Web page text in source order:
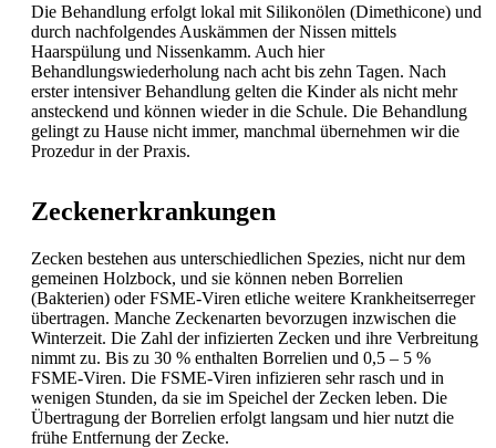
Die Behandlung erfolgt lokal mit Silikonölen (Dimethicone) und
durch nachfolgendes Auskämmen der Nissen mittels
Haarspülung und Nissenkamm. Auch hier
Behandlungswiederholung nach acht bis zehn Tagen. Nach
erster intensiver Behandlung gelten die Kinder als nicht mehr
ansteckend und können wieder in die Schule. Die Behandlung
gelingt zu Hause nicht immer, manchmal übernehmen wir die
Prozedur in der Praxis.
Zeckenerkrankungen
Zecken bestehen aus unterschiedlichen Spezies, nicht nur dem
gemeinen Holzbock, und sie können neben Borrelien
(Bakterien) oder FSME-Viren etliche weitere Krankheitserreger
übertragen. Manche Zeckenarten bevorzugen inzwischen die
Winterzeit. Die Zahl der infizierten Zecken und ihre Verbreitung
nimmt zu. Bis zu 30 % enthalten Borrelien und 0,5 – 5 %
FSME-Viren. Die FSME-Viren infizieren sehr rasch und in
wenigen Stunden, da sie im Speichel der Zecken leben. Die
Übertragung der Borrelien erfolgt langsam und hier nutzt die
frühe Entfernung der Zecke.